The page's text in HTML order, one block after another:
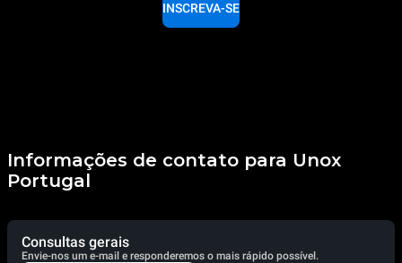
INSCREVA-SE
Informações de contato para Unox
Portugal
Consultas gerais
Envie-nos um e-mail e responderemos o mais rápido possível.